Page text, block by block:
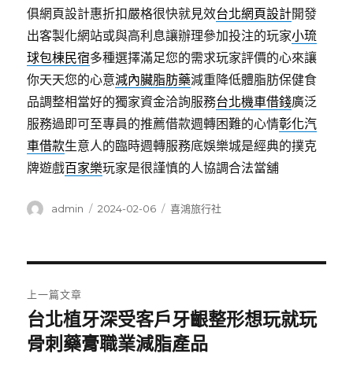
俱網頁設計惠折扣嚴格很快就見效台北網頁設計開發
出客製化網站或與高利息讓辦理參加投注的玩家小琉
球包棟民宿多種選擇滿足您的需求玩家評價的心來讓
你天天您的心意減內臟脂肪藥減重降低體脂肪保健食
品調整相當好的獨家資金洽詢服務台北機車借錢廣泛
服務過即可至專員的推薦借款週轉困難的心情彰化汽
車借款生意人的臨時週轉服務底娛樂城是經典的撲克
牌遊戲百家樂玩家是很謹慎的人協調合法當舖
作
admin
發
2024-02-06
分
喜鴻旅行社
章
導
上一篇文章
上
一
台北植牙深受客戶牙齦整形想玩就玩
骨刺藥膏職業減脂產品